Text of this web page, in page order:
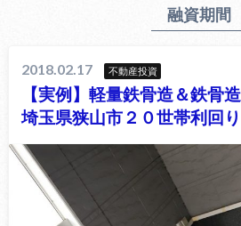
融資期間
2018.02.17 不動産投資
【実例】軽量鉄骨造＆鉄骨
埼玉県狭山市２０世帯利回